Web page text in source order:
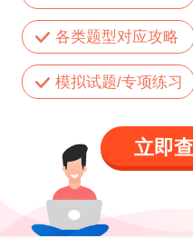
各类题型对应攻略
模拟试题/专项练习
立即